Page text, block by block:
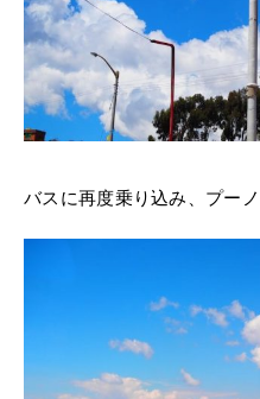
バスに再度乗り込み、プー